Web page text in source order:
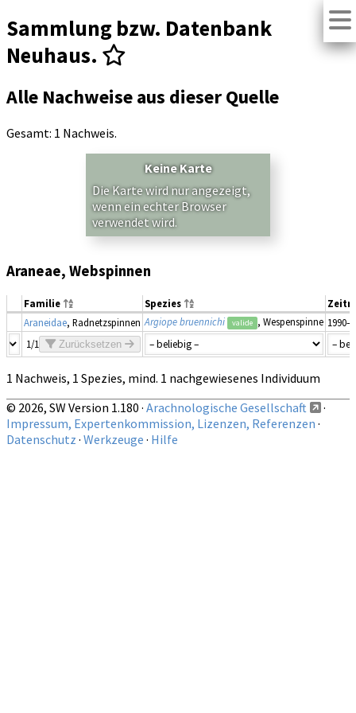
Sammlung bzw. Datenbank
Neuhaus.
Alle Nachweise aus dieser Quelle
Gesamt: 1 Nachweis.
Keine Karte
Die Karte wird nur angezeigt,
wenn ein echter Browser
verwendet wird.
Araneae, Webspinnen
Familie Spezies
Araneidae, Radnetzspinnen Argiope bruennichi valide , Wespenspinne
1/1
Zurücksetzen
1 Nachweis, 1 Spezies, mind. 1 nachgewiesenes Individuum
© 2026, SW Version 1.180 · Arachnologische Gesellschaft
·
Impressum, Expertenkommission, Lizenzen, Referenzen ·
Datenschutz · Werkzeuge · Hilfe